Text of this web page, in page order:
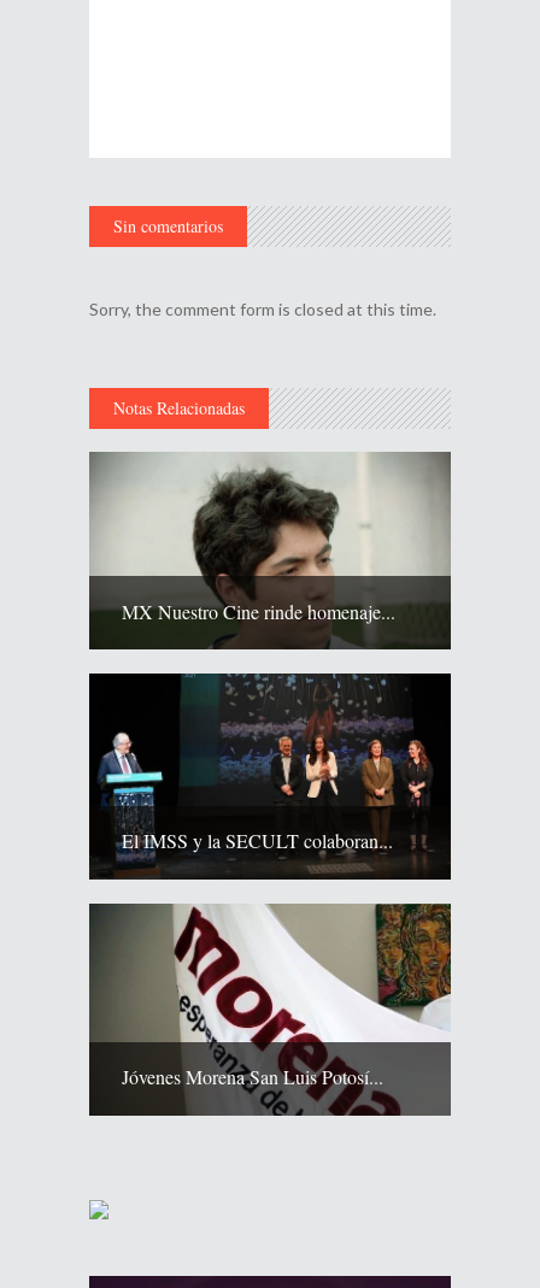
Sin comentarios
Sorry, the comment form is closed at this time.
Notas Relacionadas
MX Nuestro Cine rinde homenaje...
El IMSS y la SECULT colaboran...
Jóvenes Morena San Luis Potosí...